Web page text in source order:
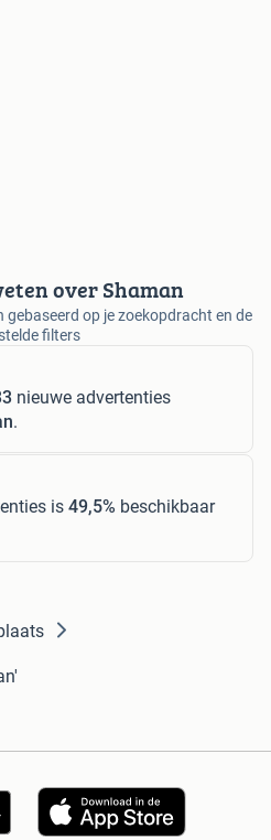
over Shaman
op je zoekopdracht en de
filters
nieuwe advertenties
.
is 49,5% beschikbaar